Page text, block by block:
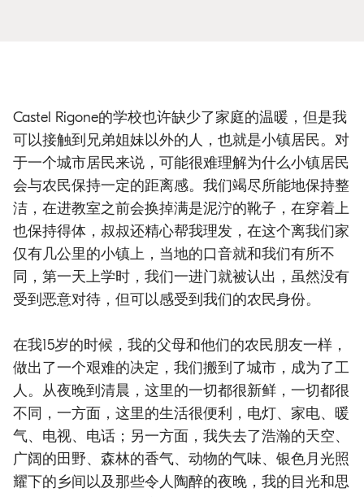
Castel Rigone的学校也许缺少了家庭的温暖，但是我
可以接触到兄弟姐妹以外的人，也就是小镇居民。对
于一个城市居民来说，可能很难理解为什么小镇居民
会与农民保持一定的距离感。我们竭尽所能地保持整
洁，在进教室之前会换掉满是泥泞的靴子，在穿着上
也保持得体，叔叔还精心帮我理发，在这个离我们家
仅有几公里的小镇上，当地的口音就和我们有所不
同，第一天上学时，我们一进门就被认出，虽然没有
受到恶意对待，但可以感受到我们的农民身份。
在我15岁的时候，我的父母和他们的农民朋友一样，
做出了一个艰难的决定，我们搬到了城市，成为了工
人。从夜晚到清晨，这里的一切都很新鲜，一切都很
不同，一方面，这里的生活很便利，电灯、家电、暖
气、电视、电话；另一方面，我失去了浩瀚的天空、
广阔的田野、森林的香气、动物的气味、银色月光照
耀下的乡间以及那些令人陶醉的夜晚，我的目光和思